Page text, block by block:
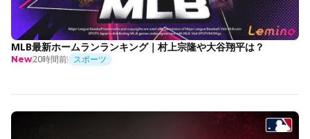
MLB最新ホームランランキング｜村上宗隆や大谷翔平は？
New20時間前 スポーツ